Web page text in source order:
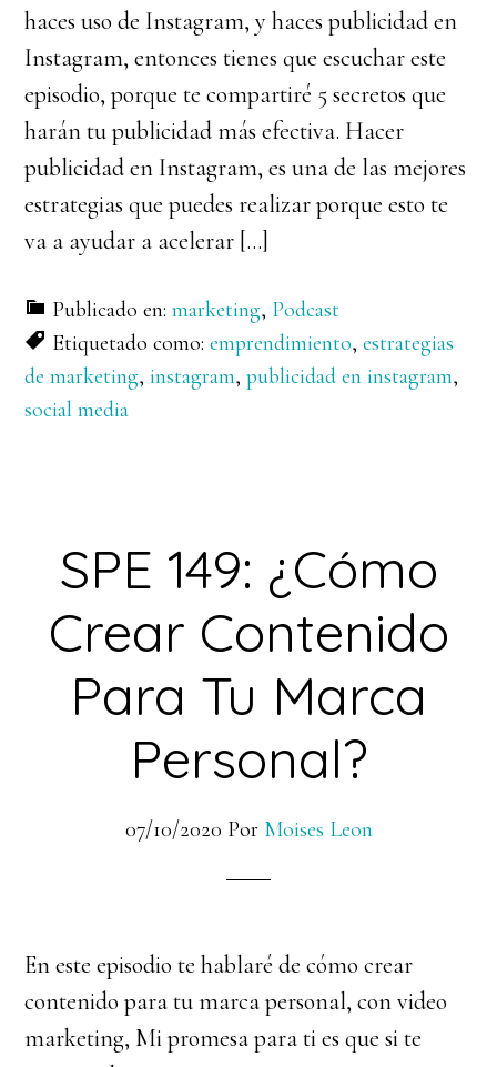
haces uso de Instagram, y haces publicidad en
Instagram, entonces tienes que escuchar este
episodio, porque te compartiré 5 secretos que
harán tu publicidad más efectiva. Hacer
publicidad en Instagram, es una de las mejores
estrategias que puedes realizar porque esto te
va a ayudar a acelerar […]
Publicado en:marketing, Podcast
Etiquetado como:emprendimiento,estrategias
de marketing,instagram,publicidad en instagram,
social media
SPE 149: ¿Cómo
Crear Contenido
Para Tu Marca
Personal?
07/10/2020 Por Moises Leon
En este episodio te hablaré de cómo crear
contenido para tu marca personal, con video
marketing, Mi promesa para ti es que si te